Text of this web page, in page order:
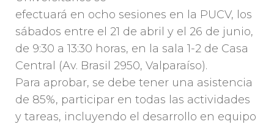
efectuará en ocho sesiones en la PUCV, los
sábados entre el 21 de abril y el 26 de junio,
de 9:30 a 13:30 horas, en la sala 1-2 de Casa
Central (Av. Brasil 2950, Valparaíso).
Para aprobar, se debe tener una asistencia
de 85%, participar en todas las actividades
y tareas, incluyendo el desarrollo en equipo